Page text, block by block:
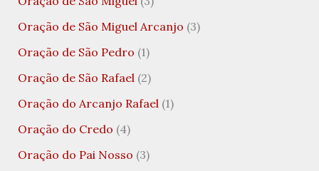
Oração de São Miguel Arcanjo (3)
Oração de São Pedro (1)
Oração de São Rafael(2)
Oração do Arcanjo Rafael(1)
Oração do Credo (4)
Oração do Pai Nosso (3)